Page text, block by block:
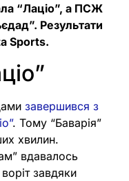
“Лаціо”, а ПСЖ
Результати
Sports.
завершився з
. Тому “Баварія”
хвилин.
вдавалось
завдяки